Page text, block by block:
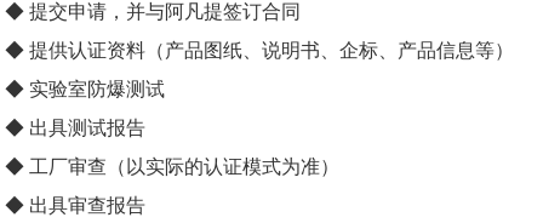
◆ 提交申请，并与阿凡提签订合同
◆ 提供认证资料（产品图纸、说明书、企标、产品信息等）
◆ 实验室防爆测试
◆ 出具测试报告
◆ 工厂审查（以实际的认证模式为准）
◆ 出具审查报告